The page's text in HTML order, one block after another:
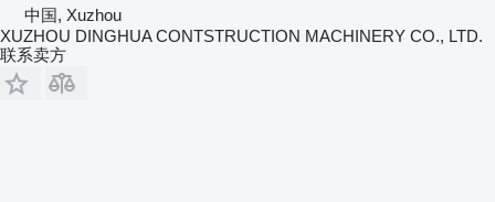
中国, Xuzhou
XUZHOU DINGHUA CONTSTRUCTION MACHINERY CO., LTD.
联系卖方